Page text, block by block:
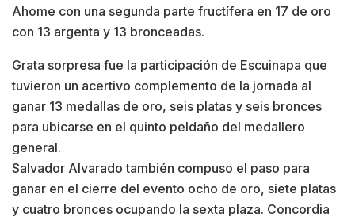
Ahome con una segunda parte fructífera en 17 de oro
con 13 argenta y 13 bronceadas.
Grata sorpresa fue la participación de Escuinapa que
tuvieron un acertivo complemento de la jornada al
ganar 13 medallas de oro, seis platas y seis bronces
para ubicarse en el quinto peldaño del medallero
general.
Salvador Alvarado también compuso el paso para
ganar en el cierre del evento ocho de oro, siete platas
y cuatro bronces ocupando la sexta plaza. Concordia